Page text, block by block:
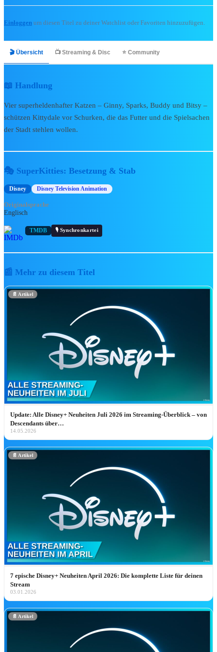
Zur Bibliothek
Blu-rays & DVDs 2026
Kurzfilme & Specials soon
🔥 Disney+ Neuheiten
📺 Disney Channel
🏰 Franchises & Universen
🏰 Disney-Animationsklassiker
Disney Channel
💡
⚔️ Star Wars
🧭 Alle Franchises entdecken →
Unser „Descendants: Wicked
Byrd, Kiara Romero & Liamani
Unser Descendants: Wicked Wonderland
mit Alexandro Byrd, Kiara Romero & Liamani
Segura: Worlds Collide Tour, Rapunzel-Wunsch
&… Jetzt lesen ➔
Einloggen um diesen Titel zu deiner Watchlist oder Favoriten hinzuzufügen.
🎬 Übersicht 📺 Streaming & Disc ⭐ Community
📖 Handlung
Vier superheldenhafter Katzen – Ginny, Sparks, Buddy und Bitsy –
schützen Kittydale vor Schurken, die das Futter und die Spielsachen
der Stadt stehlen wollen.
🎭 SuperKitties: Besetzung & Stab
Disney Disney Television Animation
Originalsprache
Englisch
TMDB 🎙️ Synchronkartei
📰 Mehr zu diesem Titel
📄 Artikel
Update: Alle Disney+ Neuheiten Juli 2026 im Streaming-Überblick – von
Descendants über…
14.05.2026
📄 Artikel
7 epische Disney+ Neuheiten April 2026: Die komplette Liste für deinen
Stream
03.01.2026
📄 Artikel